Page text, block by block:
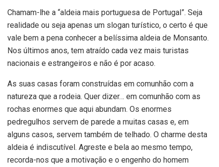
Chamam-lhe a “aldeia mais portuguesa de Portugal”. Seja
realidade ou seja apenas um slogan turístico, o certo é que
vale bem a pena conhecer a belíssima aldeia de Monsanto.
Nos últimos anos, tem atraído cada vez mais turistas
nacionais e estrangeiros e não é por acaso.
As suas casas foram construídas em comunhão com a
natureza que a rodeia. Quer dizer… em comunhão com as
rochas enormes que aqui abundam. Os enormes
pedregulhos servem de parede a muitas casas e, em
alguns casos, servem também de telhado. O charme desta
aldeia é indiscutível. Agreste e bela ao mesmo tempo,
recorda-nos que a motivação e o engenho do homem